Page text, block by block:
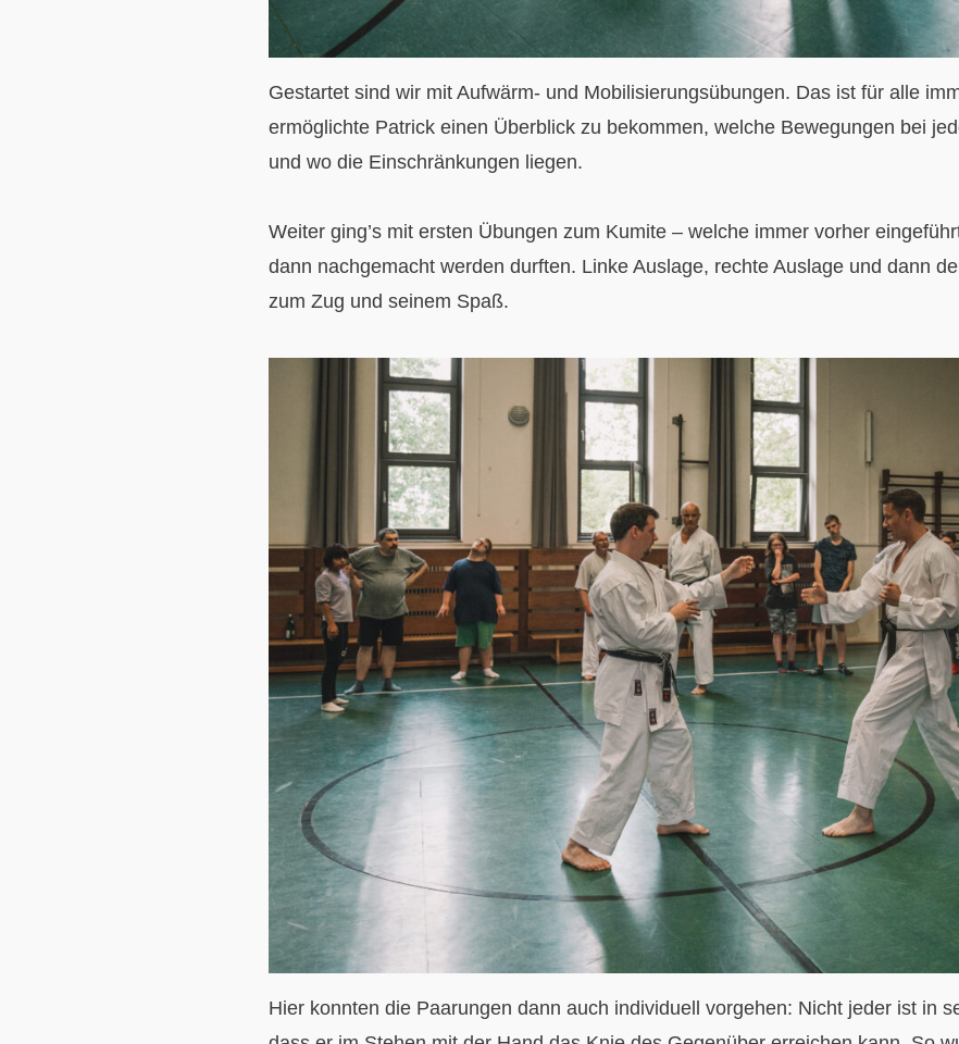
Gestartet sind wir mit Aufwärm- und Mobilisierungsübungen. Das ist für alle
ermöglichte Patrick einen Überblick zu bekommen, welche Bewegungen bei
und wo die Einschränkungen liegen.
Weiter ging’s mit ersten Übungen zum Kumite – welche immer vorher
dann nachgemacht werden durften. Linke Auslage, rechte Auslage und dann
zum Zug und seinem Spaß.
Hier konnten die Paarungen dann auch individuell vorgehen: Nicht jeder ist in